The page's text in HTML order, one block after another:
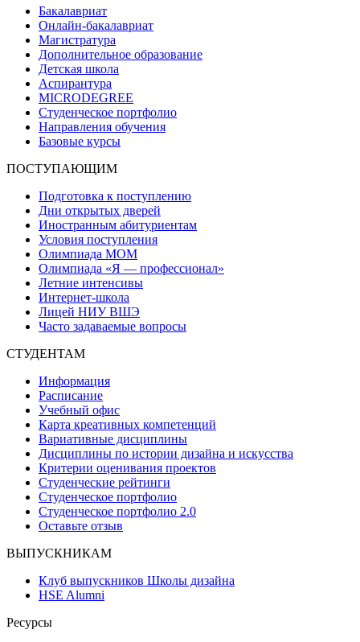
Бакалавриат
Онлайн-бакалавриат
Магистратура
Дополнительное образование
Детская школа
Аспирантура
MICRODEGREE
Студенческое портфолио
Направления обучения
Базовые курсы
ПОСТУПАЮЩИМ
Подготовка к поступлению
Дни открытых дверей
Иностранным абитуриентам
Условия поступления
Олимпиада МОМ
Олимпиада «Я — профессионал»
Летние интенсивы
Интернет-школа
Лицей НИУ ВШЭ
Часто задаваемые вопросы
СТУДЕНТАМ
Информация
Расписание
Учебный офис
Карта креативных компетенций
Вариативные дисциплины
Дисциплины по истории дизайна и искусства
Критерии оценивания проектов
Студенческие рейтинги
Студенческое портфолио
Студенческое портфолио 2.0
Оставьте отзыв
ВЫПУСКНИКАМ
Клуб выпускников Школы дизайна
HSE Alumni
Ресурсы